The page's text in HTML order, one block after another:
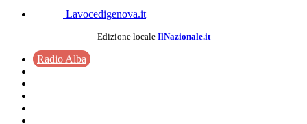
Lavocedigenova.it
Edizione locale IlNazionale.it
Radio Alba